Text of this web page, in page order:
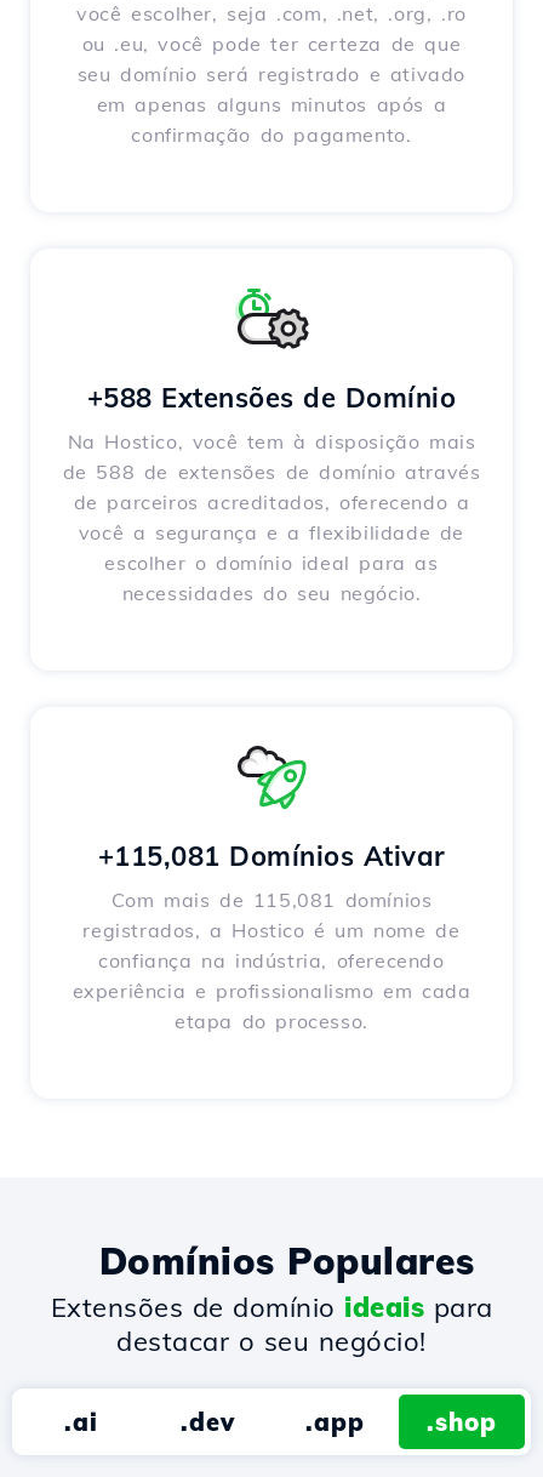
você escolher, seja .com, .net, .org, .ro
ou .eu, você pode ter certeza de que
seu domínio será registrado e ativado
em apenas alguns minutos após a
confirmação do pagamento.
+588 Extensões de Domínio
Na Hostico, você tem à disposição mais
de 588 de extensões de domínio através
de parceiros acreditados, oferecendo a
você a segurança e a flexibilidade de
escolher o domínio ideal para as
necessidades do seu negócio.
+115,081 Domínios Ativar
Com mais de 115,081 domínios
registrados, a Hostico é um nome de
confiança na indústria, oferecendo
experiência e profissionalismo em cada
etapa do processo.
Domínios Populares
Extensões de domínio ideais para
destacar o seu negócio!
.ai .dev .app .shop